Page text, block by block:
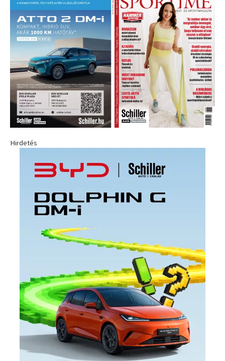
Hirdetés